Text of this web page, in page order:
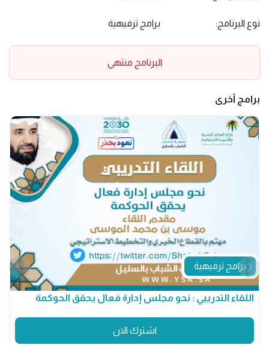
نوع البرنامج: برامج ترفيهية
البرنامج منتهي
برامج أخرى
برامج ترفيهية
اللقاء التدريبي : نحو مجلس إدارة فعال يحقق الحوكمة
اشترك الان